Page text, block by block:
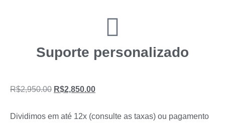
Suporte personalizado
R$2,950.00 R$2,850.00
Dividimos em até 12x (consulte as taxas) ou pagamento